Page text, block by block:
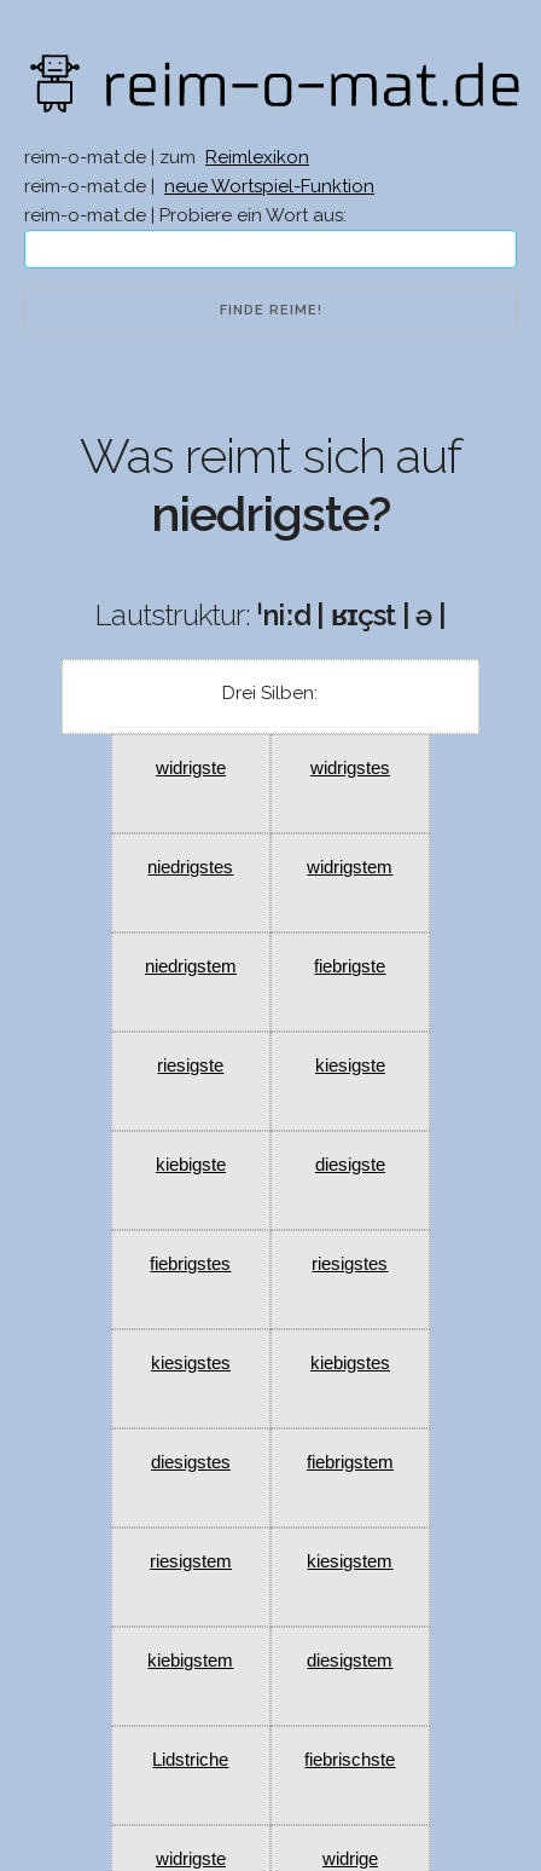
reim-o-mat.de | zum
Reimlexikon
reim-o-mat.de |
neue Wortspiel-Funktion
reim-o-mat.de | Probiere ein Wort aus:
Was reimt sich auf
niedrigste?
Lautstruktur: ˈniːd | ʁɪçst | ə |
Drei Silben:
widrigste widrigstes
niedrigstes widrigstem
niedrigstem fiebrigste
riesigste kiesigste
kiebigste diesigste
fiebrigstes riesigstes
kiesigstes kiebigstes
diesigstes fiebrigstem
riesigstem kiesigstem
kiebigstem diesigstem
Lidstriche fiebrischste
widrigste widrige